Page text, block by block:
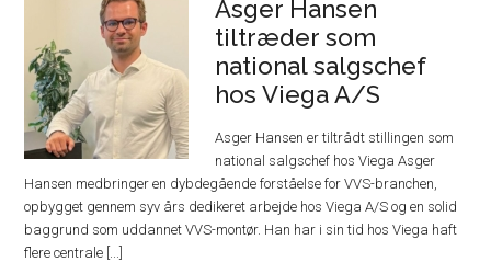
Asger Hansen
tiltræder som
national salgschef
hos Viega A/S
Asger Hansen er tiltrådt stillingen som
national salgschef hos Viega Asger
Hansen medbringer en dybdegående forståelse for VVS-branchen,
opbygget gennem syv års dedikeret arbejde hos Viega A/S og en solid
baggrund som uddannet VVS-montør. Han har i sin tid hos Viega haft
flere centrale [...]